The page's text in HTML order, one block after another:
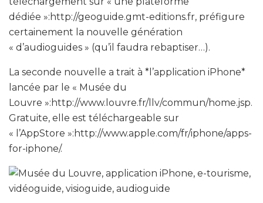
dédiée »:http://geoguide.gmt-editions.fr, préfigure
certainement la nouvelle génération
« d’audioguides » (qu’il faudra rebaptiser…).
La seconde nouvelle a trait à *l’application iPhone*
lancée par le « Musée du
Louvre »:http://www.louvre.fr/llv/commun/home.jsp.
Gratuite, elle est téléchargeable sur
« l’AppStore »:http://www.apple.com/fr/iphone/apps-
for-iphone/.